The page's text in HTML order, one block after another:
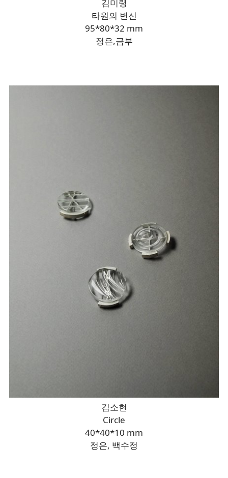
김미령
타원의 변신
95*80*32 mm
정은,금부
김소현
Circle
40*40*10 mm
정은, 백수정